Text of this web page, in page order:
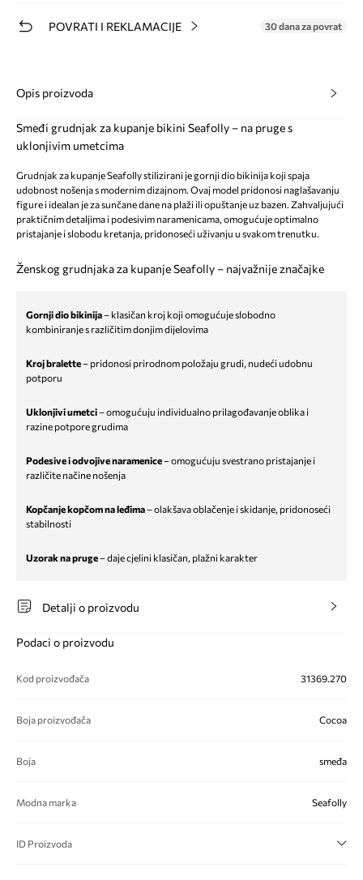
POVRATI I REKLAMACIJE 30 dana za povrat
Opis proizvoda
Smeđi grudnjak za kupanje bikini Seafolly – na pruge s
uklonjivim umetcima
Grudnjak za kupanje Seafolly stilizirani je gornji dio bikinija koji spaja
udobnost nošenja s modernim dizajnom. Ovaj model pridonosi naglašavanju
figure i idealan je za sunčane dane na plaži ili opuštanje uz bazen. Zahvaljujući
praktičnim detaljima i podesivim naramenicama, omogućuje optimalno
pristajanje i slobodu kretanja, pridonoseći uživanju u svakom trenutku.
Ženskog grudnjaka za kupanje Seafolly – najvažnije značajke
Gornji dio bikinija– klasičan kroj koji omogućuje slobodno
kombiniranje s različitim donjim dijelovima
Kroj bralette– pridonosi prirodnom položaju grudi, nudeći udobnu
potporu
Uklonjivi umetci– omogućuju individualno prilagođavanje oblika i
razine potpore grudima
Podesive i odvojive naramenice– omogućuju svestrano pristajanje i
različite načine nošenja
Kopčanje kopčom na leđima– olakšava oblačenje i skidanje, pridonoseći
stabilnosti
Uzorak na pruge– daje cjelini klasičan, plažni karakter
Detalji o proizvodu
Podaci o proizvodu
Kod proizvođača 31369.270
Boja proizvođača Cocoa
Boja smeđa
Modna marka Seafolly
ID Proizvoda